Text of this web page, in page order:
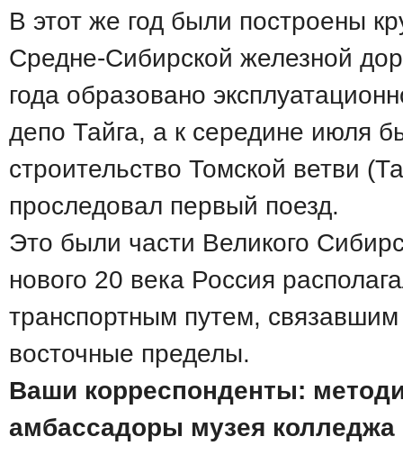
В этот же год были построены
Средне-Сибирской железной
года образовано
депо Тайга, а к середине июля
строительство Томской ветви
проследовал первый поезд.
Это были части Великого
нового 20 века Россия
транспортным путем,
восточные пределы.
Ваши корреспонденты:
амбассадоры музея колледжа